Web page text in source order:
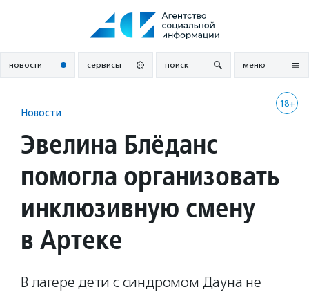
новости сервисы поиск меню
18+
Новости
Эвелина Блёданс
помогла организовать
инклюзивную смену
в Артеке
В лагере дети с синдромом Дауна не